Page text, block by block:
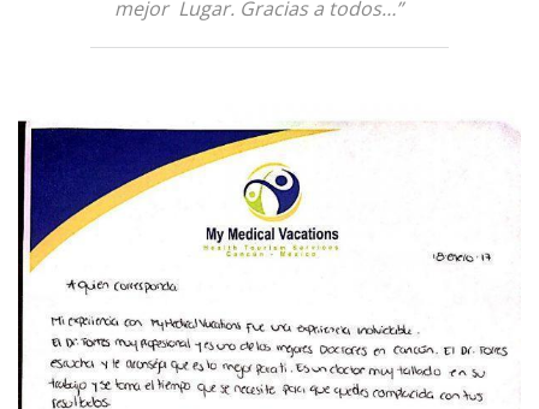
mejor Lugar. Gracias a todos…”